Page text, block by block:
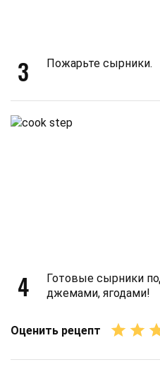
3 Пожарьте сырники.
4
Готовые сырники
джемами, ягодами!
Оценить рецепт